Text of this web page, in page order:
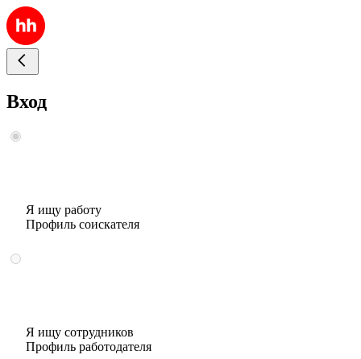
Вход
Я ищу работу
Профиль соискателя
Я ищу сотрудников
Профиль работодателя